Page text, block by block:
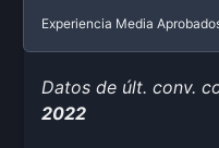
Experiencia Media
Datos de últ. conv.
2022